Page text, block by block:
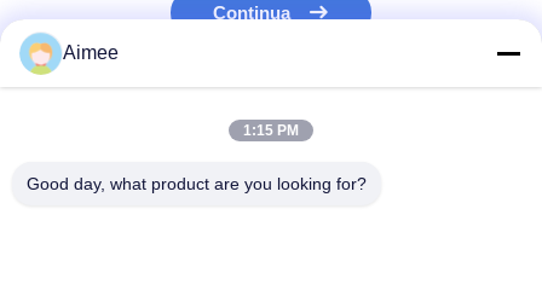
Continua
Aimee
1:15 PM
Good day, what product are you looking for?